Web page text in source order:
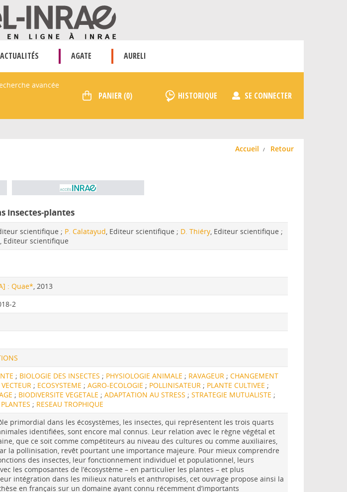
ACTUALITÉS AGATE AURELI
avancée
HISTORIQUE SE CONNECTER
Accueil Retour
insectes-plantes
scientifique ; P. Calatayud, Editeur scientifique ; D. Thiéry, Editeur scientifique ;
, Editeur scientifique
: Quae*, 2013
2
; BIOLOGIE DES INSECTES ; PHYSIOLOGIE ANIMALE ; RAVAGEUR ;CHANGEMENT
VECTEUR ; ECOSYSTEME ;AGRO-ECOLOGIE ; POLLINISATEUR ; PLANTE CULTIVEE ;
; BIODIVERSITE VEGETALE ;ADAPTATION AU STRESS ;STRATEGIE MUTUALISTE ;
; RESEAU TROPHIQUE
primordial dans les écosystèmes, les insectes, qui représentent les trois quarts
identifiées, sont encore mal connus. Leur relation avec le règne végétal et
que ce soit comme compétiteurs au niveau des cultures ou comme auxiliaires,
la pollinisation, revêt pourtant une importance majeure. Pour mieux comprendre
des insectes, leur fonctionnement individuel et populationnel, leurs
les composantes de l’écosystème – en particulier les plantes – et plus
intégration dans les milieux naturels et anthropisés, cet ouvrage propose ainsi la
en français sur un domaine ayant connu récemment d’importants